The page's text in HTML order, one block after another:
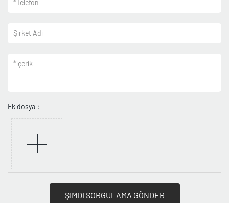
*Telefon
Şirket Adı
*içerik
Ek dosya：
ŞİMDİ SORGULAMA GÖNDER